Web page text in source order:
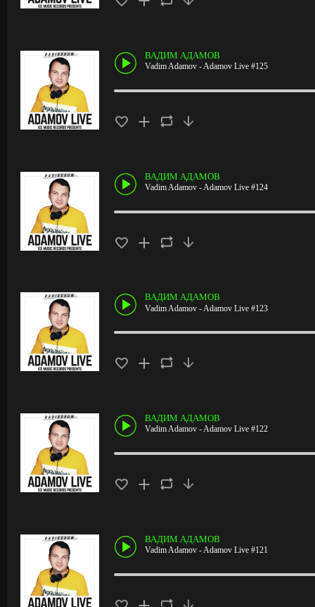
ВАДИМ АДАМОВ
Vadim Adamov - Adamov Live #125
ВАДИМ АДАМОВ
Vadim Adamov - Adamov Live #124
ВАДИМ АДАМОВ
Vadim Adamov - Adamov Live #123
ВАДИМ АДАМОВ
Vadim Adamov - Adamov Live #122
ВАДИМ АДАМОВ
Vadim Adamov - Adamov Live #121